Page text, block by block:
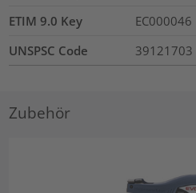
ETIM 9.0 Key
EC000046
UNSPSC Code
39121703
Zubehör